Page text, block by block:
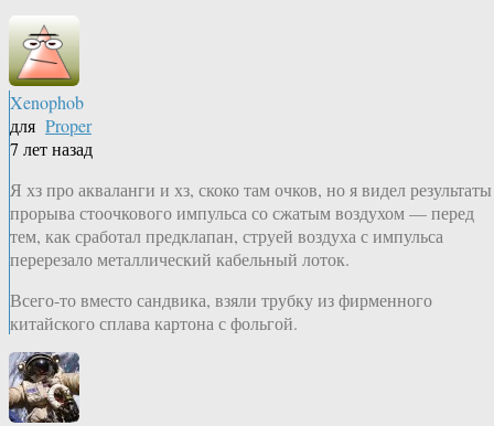
Xenophob
для Proper
7 лет назад
Я хз про акваланги и хз, скоко там очков, но я видел результаты
прорыва стоочкового импульса со сжатым воздухом — перед
тем, как сработал предклапан, струей воздуха с импульса
перерезало металлический кабельный лоток.
Всего-то вместо сандвика, взяли трубку из фирменного
китайского сплава картона с фольгой.